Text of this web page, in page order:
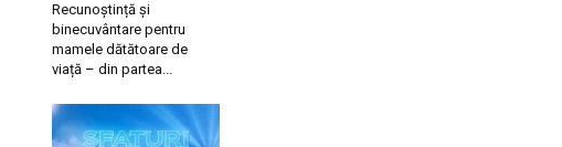
Recunoștință și
binecuvântare pentru
mamele dătătoare de
viață – din partea...